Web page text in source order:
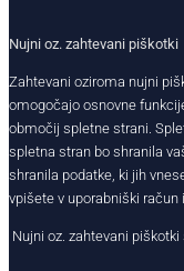
Nujni oz. zahtevani piškotki
Zahtevani oziroma nujni
omogočajo osnovne
območij spletne strani.
spletna stran bo shranila
shranila podatke, ki jih
vpišete v uporabniški račun
Nujni oz. zahtevani piškotki